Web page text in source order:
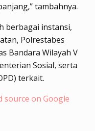
tambahnya.
berbagai instansi,
Polrestabes
Bandara Wilayah V
Sosial, serta
terkait.
source on Google